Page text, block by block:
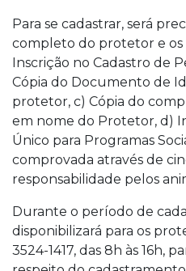
Para se cadastrar, será
completo do protetor e os
Inscrição no Cadastro de
Cópia do Documento de
protetor, c) Cópia do
em nome do Protetor, d)
Único para Programas
comprovada através de
responsabilidade pelos
Durante o período de
disponibilizará para os
3524-1417, das 8h às 16h,